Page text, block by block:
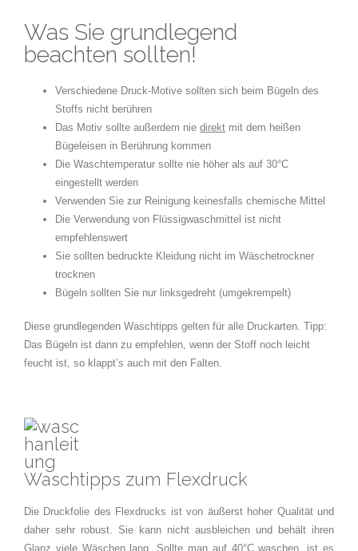
Was Sie grundlegend
beachten sollten!
Verschiedene Druck-Motive sollten sich beim Bügeln des
Stoffs nicht berühren
Das Motiv sollte außerdem nie direkt mit dem heißen
Bügeleisen in Berührung kommen
Die Waschtemperatur sollte nie höher als auf 30°C
eingestellt werden
Verwenden Sie zur Reinigung keinesfalls chemische Mittel
Die Verwendung von Flüssigwaschmittel ist nicht
empfehlenswert
Sie sollten bedruckte Kleidung nicht im Wäschetrockner
trocknen
Bügeln sollten Sie nur linksgedreht (umgekrempelt)
Diese grundlegenden Waschtipps gelten für alle Druckarten. Tipp:
Das Bügeln ist dann zu empfehlen, wenn der Stoff noch leicht
feucht ist, so klappt’s auch mit den Falten.
Waschtipps zum Flexdruck
Die Druckfolie des Flexdrucks ist von äußerst hoher Qualität und
daher sehr robust. Sie kann nicht ausbleichen und behält ihren
Glanz viele Wäschen lang. Sollte man auf 40°C waschen, ist es